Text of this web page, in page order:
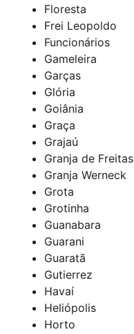
Floresta
Frei Leopoldo
Funcionários
Gameleira
Garças
Glória
Goiânia
Graça
Grajaú
Granja de Freitas
Granja Werneck
Grota
Grotinha
Guanabara
Guarani
Guaratã
Gutierrez
Havaí
Heliópolis
Horto